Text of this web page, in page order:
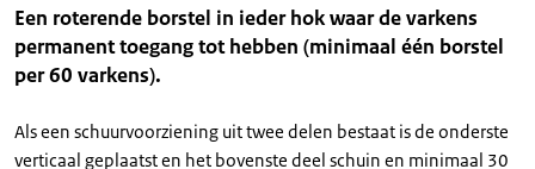
Een roterende borstel in ieder hok waar de varkens
permanent toegang tot hebben (minimaal één borstel
per 60 varkens).
Als een schuurvoorziening uit twee delen bestaat is de onderste
verticaal geplaatst en het bovenste deel schuin en minimaal 30